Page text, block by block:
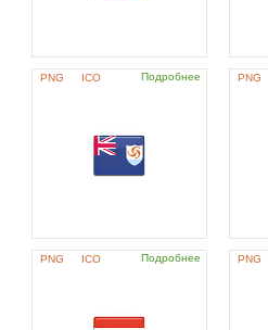
PNG ICO Подробнее PNG
PNG ICO Подробнее PNG